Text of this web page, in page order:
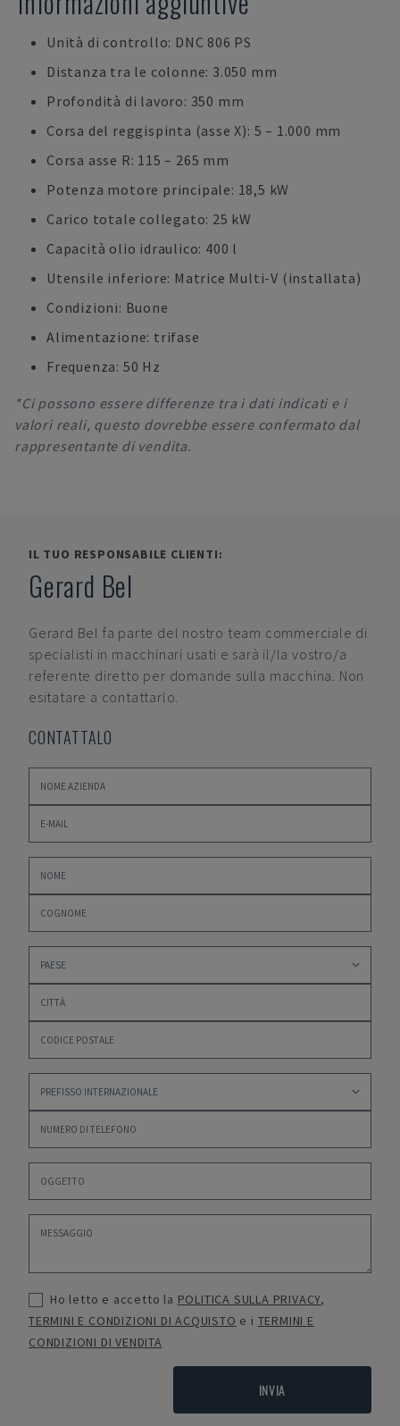
Unità di controllo: DNC 806 PS
Distanza tra le colonne: 3.050 mm
Profondità di lavoro: 350 mm
Corsa del reggispinta (asse X): 5 – 1.000 mm
Corsa asse R: 115 – 265 mm
Potenza motore principale: 18,5 kW
Carico totale collegato: 25 kW
Capacità olio idraulico: 400 l
Utensile inferiore: Matrice Multi-V (installata)
Condizioni: Buone
Alimentazione: trifase
Frequenza: 50 Hz
*Ci possono essere differenze tra i dati indicati e i
valori reali, questo dovrebbe essere confermato dal
rappresentante di vendita.
IL TUO RESPONSABILE CLIENTI:
Gerard Bel
Gerard Bel fa parte del nostro team commerciale di
specialisti in macchinari usati e sarà il/la vostro/a
referente diretto per domande sulla macchina. Non
esitatare a contattarlo.
CONTATTALO
Ho letto e accetto la POLITICA SULLA PRIVACY,
TERMINI E CONDIZIONI DI ACQUISTO e i TERMINI E
CONDIZIONI DI VENDITA
INVIA